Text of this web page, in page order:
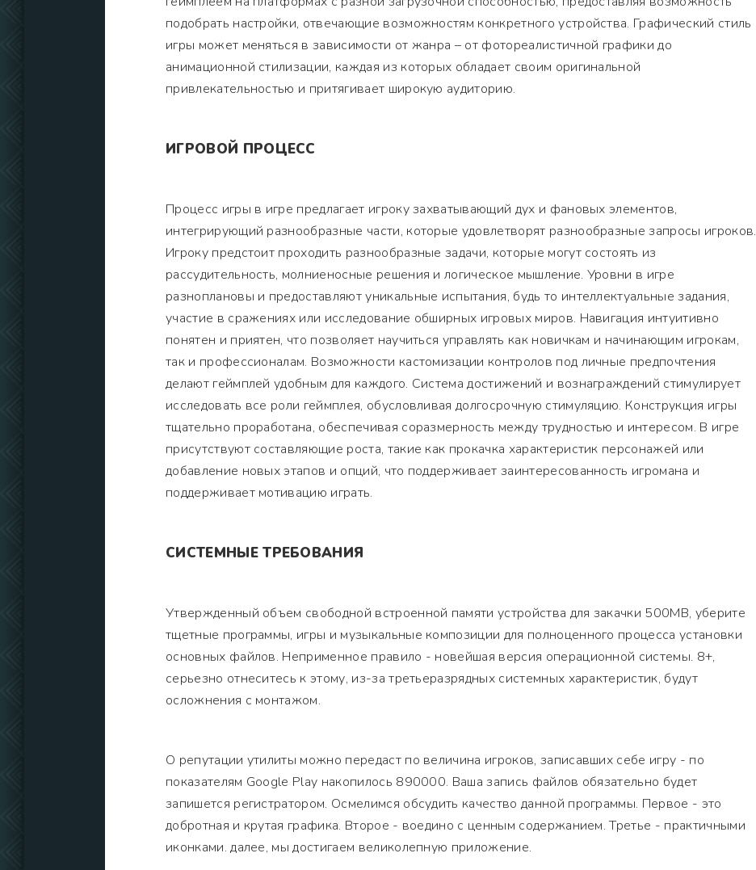
подобрать настройки, отвечающие возможностям конкретного устройства. Графический стиль
игры может меняться в зависимости от жанра – от фотореалистичной графики до
анимационной стилизации, каждая из которых обладает своим оригинальной
привлекательностью и притягивает широкую аудиторию.
ИГРОВОЙ ПРОЦЕСС
Процесс игры в игре предлагает игроку захватывающий дух и фановых элементов,
интегрирующий разнообразные части, которые удовлетворят разнообразные запросы игроков.
Игроку предстоит проходить разнообразные задачи, которые могут состоять из
рассудительность, молниеносные решения и логическое мышление. Уровни в игре
разноплановы и предоставляют уникальные испытания, будь то интеллектуальные задания,
участие в сражениях или исследование обширных игровых миров. Навигация интуитивно
понятен и приятен, что позволяет научиться управлять как новичкам и начинающим игрокам,
так и профессионалам. Возможности кастомизации контролов под личные предпочтения
делают геймплей удобным для каждого. Система достижений и вознаграждений стимулирует
исследовать все роли геймплея, обусловливая долгосрочную стимуляцию. Конструкция игры
тщательно проработана, обеспечивая соразмерность между трудностью и интересом. В игре
присутствуют составляющие роста, такие как прокачка характеристик персонажей или
добавление новых этапов и опций, что поддерживает заинтересованность игромана и
поддерживает мотивацию играть.
СИСТЕМНЫЕ ТРЕБОВАНИЯ
Утвержденный объем свободной встроенной памяти устройства для закачки 500MB, уберите
тщетные программы, игры и музыкальные композиции для полноценного процесса установки
основных файлов. Неприменное правило - новейшая версия операционной системы. 8+,
серьезно отнеситесь к этому, из-за третьеразрядных системных характеристик, будут
осложнения с монтажом.
О репутации утилиты можно передаст по величина игроков, записавших себе игру - по
показателям Google Play накопилось 890000. Ваша запись файлов обязательно будет
запишется регистратором. Осмелимся обсудить качество данной программы. Первое - это
добротная и крутая графика. Второе - воедино с ценным содержанием. Третье - практичными
иконками. далее, мы достигаем великолепную приложение.